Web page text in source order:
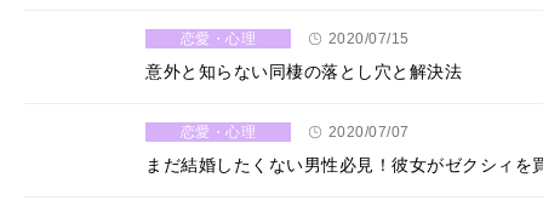
恋愛・心理 2020/07/15
意外と知らない同棲の落とし穴と解決法
恋愛・心理 2020/07/07
まだ結婚したくない男性必見！彼女がゼクシィを